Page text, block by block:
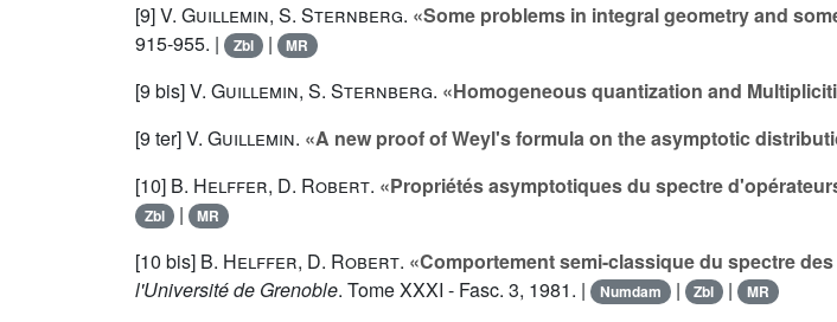
[9]V. Guillemin, S. Sternberg. «Some problems in integral geometry and
915-955. |
Zbl | MR
[9 bis]V. Guillemin, S. Sternberg. «Homogeneous quantization and
[9 ter]V. Guillemin. «A new proof of Weyl's formula on the asymptotic
[10] B. Helffer, D. Robert. «Propriétés asymptotiques du spectre
Zbl | MR
[10 bis] B. Helffer, D. Robert. «Comportement semi-classique du spectre
l'Université de Grenoble. TomeXXXI - Fasc. 3, 1981. | Numdam | Zbl | MR